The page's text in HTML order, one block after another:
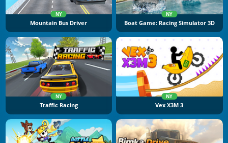
NY
Mountain Bus Driver
NY
Boat Game: Racing Simulator 3D
NY
Traffic Racing
NY
Vex X3M 3